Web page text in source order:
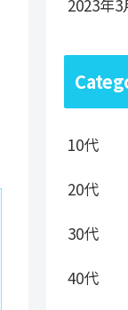
2023年3
10代
20代
30代
40代